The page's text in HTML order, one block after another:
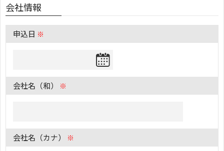
会社情報
申込日 ※
会社名（和） ※
会社名（カナ） ※